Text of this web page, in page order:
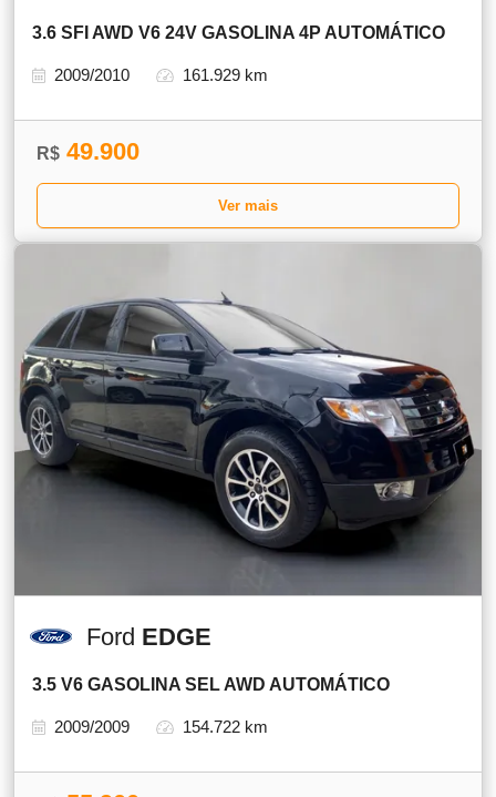
3.6 SFI AWD V6 24V GASOLINA 4P AUTOMÁTICO
2009/2010 161.929 km
R$ 49.900
Ver mais
Ford EDGE
3.5 V6 GASOLINA SEL AWD AUTOMÁTICO
2009/2009 154.722 km